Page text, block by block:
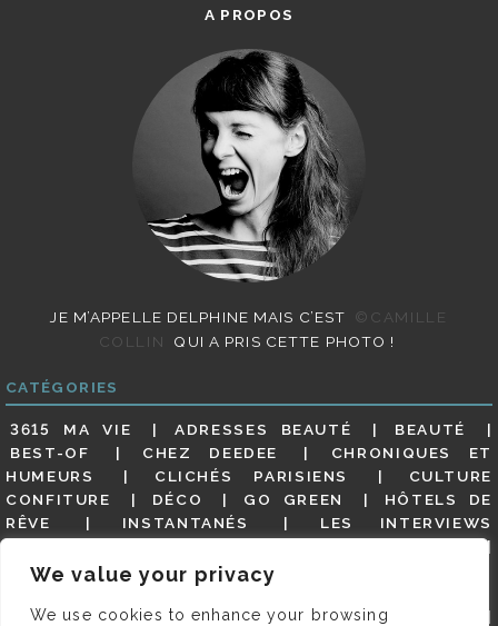
We value your privacy
We use cookies to enhance your browsing
A PROPOS
JE M’APPELLE DELPHINE MAIS C’EST
©CAMILLE
COLLIN
QUI A PRIS CETTE PHOTO !
CATÉGORIES
3615 MA VIE ADRESSES BEAUTÉ
BEAUTÉ
BEST-OF
CHEZ DEEDEE
CHRONIQUES ET
HUMEURS
CLICHÉS PARISIENS
CULTURE
CONFITURE
DÉCO GO GREEN
HÔTELS DE
RÊVE
INSTANTANÉS
LES INTERVIEWS
MES ADRESSES
MODE NON CLASSÉ
GUIDE
PARIS EN PHOTOS RESTAURANTS